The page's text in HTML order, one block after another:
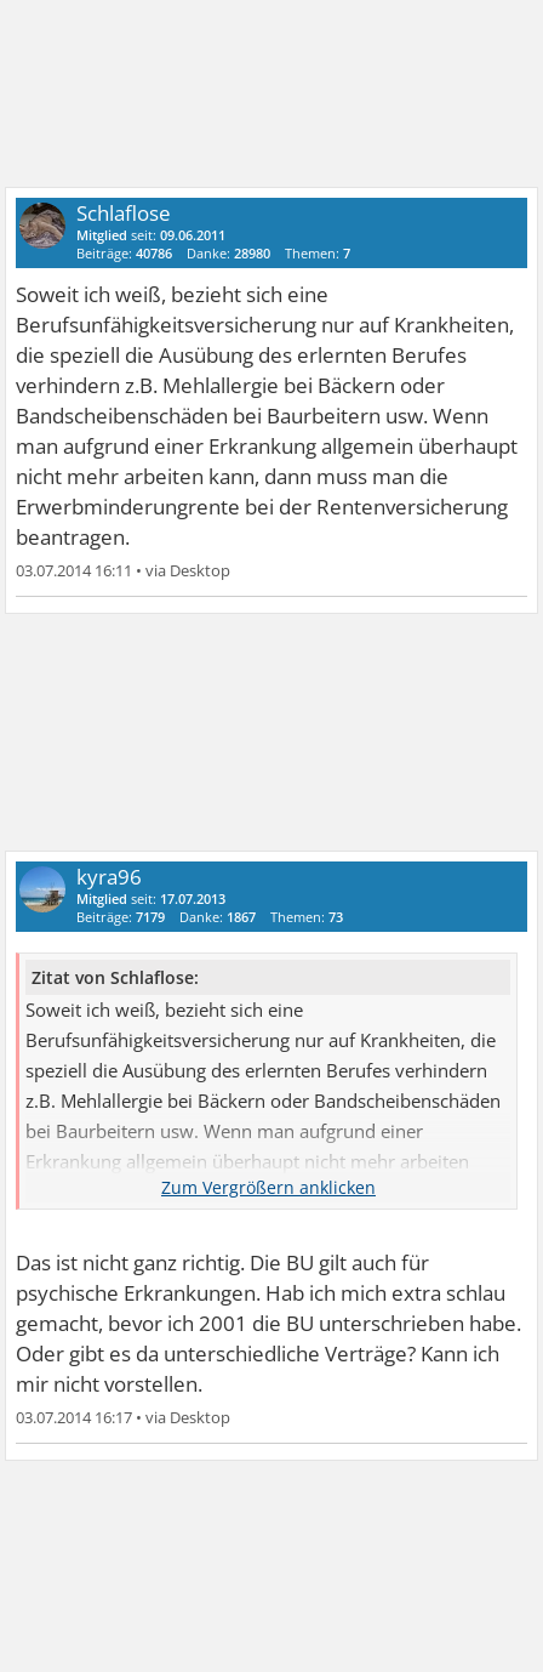
Schlaflose
Mitglied seit:09.06.2011
Beiträge:40786 Danke:28980 Themen:7
Soweit ich weiß, bezieht sich eine
Berufsunfähigkeitsversicherung nur auf Krankheiten,
die speziell die Ausübung des erlernten Berufes
verhindern z.B. Mehlallergie bei Bäckern oder
Bandscheibenschäden bei Baurbeitern usw. Wenn
man aufgrund einer Erkrankung allgemein überhaupt
nicht mehr arbeiten kann, dann muss man die
Erwerbminderungrente bei der Rentenversicherung
beantragen.
03.07.2014 16:11 •
kyra96
Mitglied seit: 17.07.2013
Beiträge:7179 Danke: 1867 Themen:73
Zitat von Schlaflose:
Soweit ich weiß, bezieht sich eine
Berufsunfähigkeitsversicherung nur auf Krankheiten, die
speziell die Ausübung des erlernten Berufes verhindern
z.B. Mehlallergie bei Bäckern oder Bandscheibenschäden
bei Baurbeitern usw. Wenn man aufgrund einer
Erkrankung allgemein überhaupt nicht mehr arbeiten
kann, dann muss man die Erwerbminderungrente bei der
Das ist nicht ganz richtig. Die BU gilt auch für
psychische Erkrankungen. Hab ich mich extra schlau
gemacht, bevor ich 2001 die BU unterschrieben habe.
Oder gibt es da unterschiedliche Verträge? Kann ich
mir nicht vorstellen.
03.07.2014 16:17 •